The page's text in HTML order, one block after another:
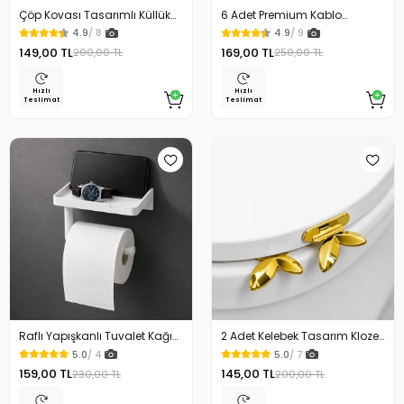
Çöp Kovası Tasarımlı Küllük
Duvar Masaüstü ve Araç İçin
Uygun Kullanım
4.9/ 8
149,00 TL200,00 TL
Hızlı
Teslimat
6 Adet Premium Kablo
Düzenleyici Kablo Tutucu
Mıknatıslı Kapak Özellikli
4.9/ 9
169,00 TL250,00 TL
Hızlı
Teslimat
Raflı Yapışkanlı Tuvalet Kağıdı
Askılığı
5.0/ 4
159,00 TL230,00 TL
2 Adet Kelebek Tasarım Klozet
Kaldırma Aparatı Gold Renk
5.0/ 7
145,00 TL200,00 TL